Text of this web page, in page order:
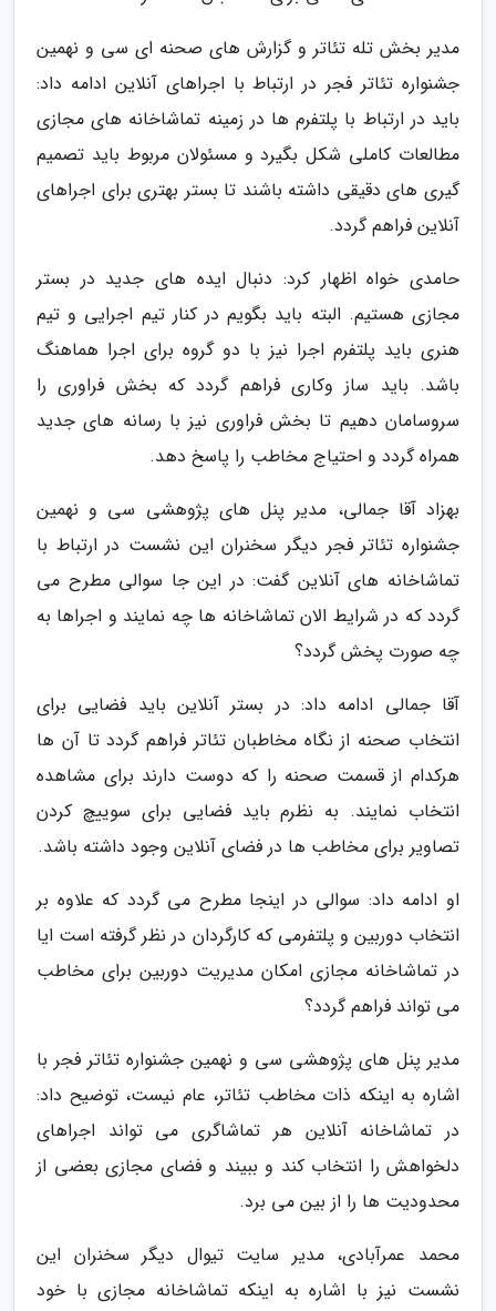
مدیر بخش تله تئاتر و گزارش های صحنه ای سی و نهمین
جشنواره تئاتر فجر در ارتباط با اجراهای آنلاین ادامه داد:
باید در ارتباط با پلتفرم ها در زمینه تماشاخانه های مجازی
مطالعات کاملی شکل بگیرد و مسئولان مربوط باید تصمیم
گیری های دقیقی داشته باشند تا بستر بهتری برای اجراهای
آنلاین فراهم گردد.
حامدی خواه اظهار کرد: دنبال ایده های جدید در بستر
مجازی هستیم. البته باید بگویم در کنار تیم اجرایی و تیم
هنری باید پلتفرم اجرا نیز با دو گروه برای اجرا هماهنگ
باشد. باید ساز وکاری فراهم گردد که بخش فراوری را
سروسامان دهیم تا بخش فراوری نیز با رسانه های جدید
همراه گردد و احتیاج مخاطب را پاسخ دهد.
بهزاد آقا جمالی، مدیر پنل های پژوهشی سی و نهمین
جشنواره تئاتر فجر دیگر سخنران این نشست در ارتباط با
تماشاخانه های آنلاین گفت: در این جا سوالی مطرح می
گردد که در شرایط الان تماشاخانه ها چه نمایند و اجراها به
چه صورت پخش گردد؟
آقا جمالی ادامه داد: در بستر آنلاین باید فضایی برای
انتخاب صحنه از نگاه مخاطبان تئاتر فراهم گردد تا آن ها
هرکدام از قسمت صحنه را که دوست دارند برای مشاهده
انتخاب نمایند. به نظرم باید فضایی برای سوییچ کردن
تصاویر برای مخاطب ها در فضای آنلاین وجود داشته باشد.
او ادامه داد: سوالی در اینجا مطرح می گردد که علاوه بر
انتخاب دوربین و پلتفرمی که کارگردان در نظر گرفته است ایا
در تماشاخانه مجازی امکان مدیریت دوربین برای مخاطب
می تواند فراهم گردد؟
مدیر پنل های پژوهشی سی و نهمین جشنواره تئاتر فجر با
اشاره به اینکه ذات مخاطب تئاتر، عام نیست، توضیح داد:
در تماشاخانه آنلاین هر تماشاگری می تواند اجراهای
دلخواهش را انتخاب کند و ببیند و فضای مجازی بعضی از
محدودیت ها را از بین می برد.
محمد عمرآبادی، مدیر سایت تیوال دیگر سخنران این
نشست نیز با اشاره به اینکه تماشاخانه مجازی با خود